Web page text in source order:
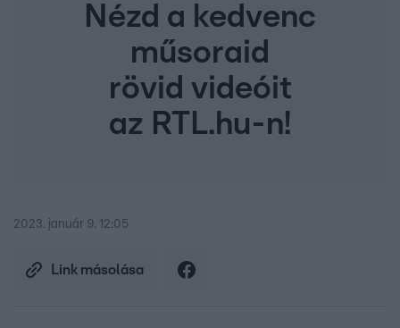
Nézd a kedvenc
műsoraid
rövid videóit
az RTL.hu-n!
2023. január 9. 12:05
Link másolása